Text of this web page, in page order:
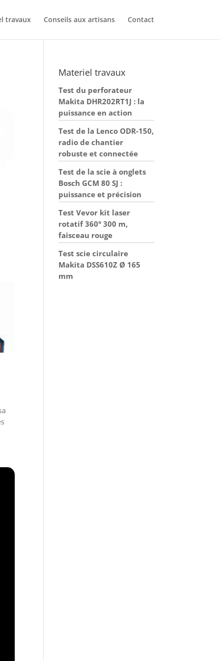
travaux Conseils aux artisans Contact
Materiel travaux
Test du perforateur
Makita DHR202RT1J : la
puissance en action
Test de la Lenco ODR-150,
radio de chantier
robuste et connectée
Test de la scie à onglets
Bosch GCM 80 SJ :
puissance et précision
Test Vevor kit laser
rotatif 360° 300 m,
faisceau rouge
Test scie circulaire
Makita DSS610Z Ø 165
mm